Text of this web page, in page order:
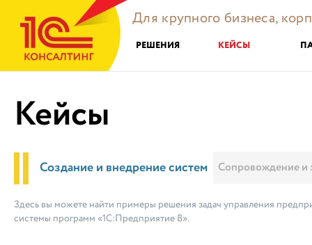
Для крупного бизнеса,
РЕШЕНИЯ КЕЙСЫ
Кейсы
Создание и внедрение систем Сопровождение и
Здесь вы можете найти примеры решения задач управления
системы программ «1С:Предприятие 8».